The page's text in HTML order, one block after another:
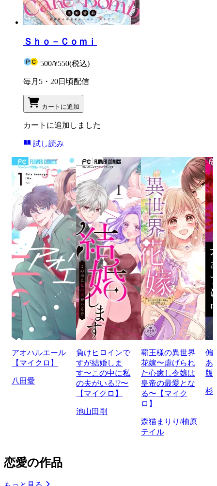
Ｓｈｏ－Ｃｏｍｉ
500/¥550(税込)
毎月5・20日頃配信
カートに追加
カートに追加しました
試し読み
アオハルエール
【マイクロ】
八田愛
負けヒロインで
すが結婚しま
す〜この中に私
の夫がいる!?〜
【マイクロ】
池山田剛
覇王様の異世界
花嫁〜虐げられ
た心癒し令嬢は
皇帝の最愛とな
る〜【マイク
ロ】
森猫まりり/柚原
テイル
偏
あ
版
杉
恋愛の作品